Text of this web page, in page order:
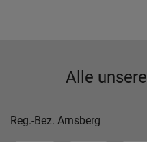
Alle
Reg.-Bez. Arnsberg